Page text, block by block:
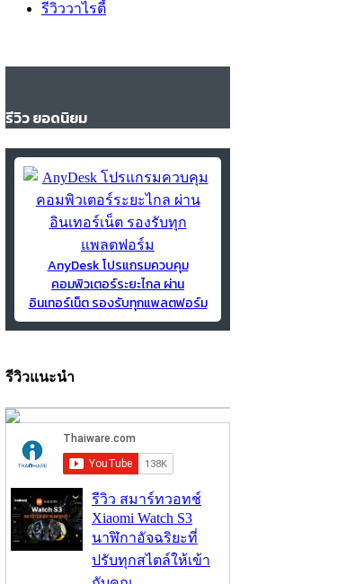
รีวิววาไรตี้
รีวิว ยอดนิยม
AnyDesk โปรแกรมควบคุม
คอมพิวเตอร์ระยะไกล ผ่าน
อินเทอร์เน็ต รองรับทุกแพลตฟอร์ม
รีวิวแนะนำ
รีวิว สมาร์ทวอทช์
Xiaomi Watch S3
นาฬิกาอัจฉริยะที่
ปรับทุกสไตล์ให้เข้า